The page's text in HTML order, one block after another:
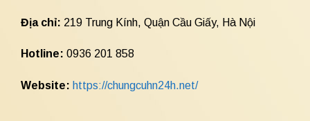
Địa chỉ: 219 Trung Kính, Quận Cầu Giấy, Hà Nội
Hotline: 0936 201 858
Website: https://chungcuhn24h.net/